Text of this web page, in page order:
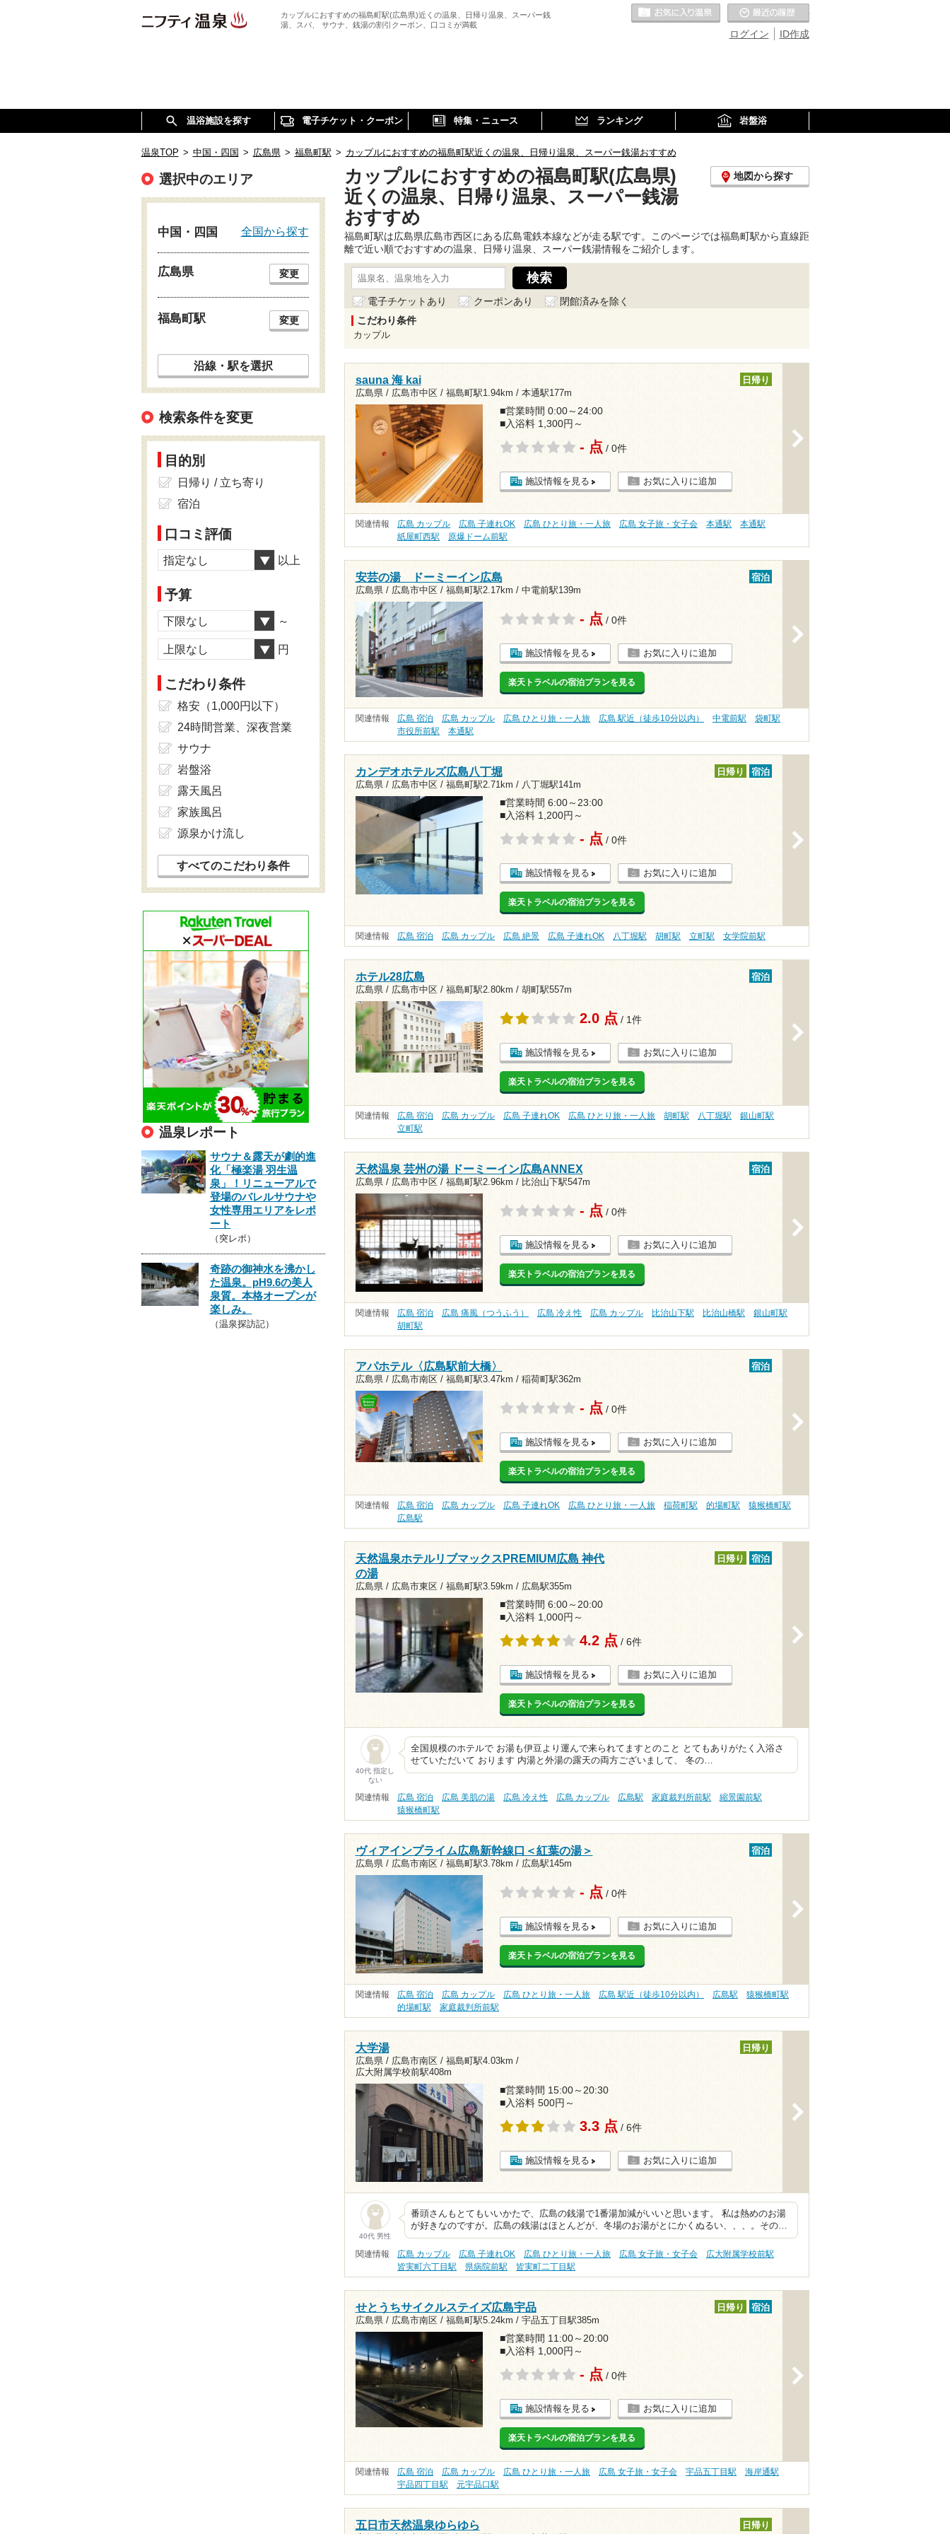
カップルにおすすめの福島町駅(広島県)近くの温泉、日帰り温泉、スーパー銭
湯、スパ、 サウナ、銭湯の割引クーポン、口コミが満載
ID作成
ログイン
お気に入りの温泉
温浴施設を探す 電子チケット・クーポン 特集・ニュース ランキング 岩盤浴
温泉TOP > 中国・四国 > 広島県 > 福島町駅 > カップルにおすすめの福島町駅近くの温泉、日帰り温泉、スーパー銭湯おすすめ
カップルにおすすめの福島町駅(広島県)
近くの温泉、日帰り温泉、スーパー銭湯
おすすめ
地図から探す
福島町駅は広島県広島市西区にある広島電鉄本線などが走る駅です。このページでは福島町駅から直線距
離で近い順でおすすめの温泉、日帰り温泉、スーパー銭湯情報をご紹介します。
電子チケットあり クーポンあり
閉館済みを除く
こだわり条件
カップル
sauna 海 kai
広島県 / 広島市中区 / 福島町駅1.94km / 本通駅177m
日帰り
■営業時間 0:00～24:00
■入浴料 1,300円～
- 点 / 0件
施設情報を見る お気に入りに追加
関連情報 広島 カップル 広島 子連れOK 広島 ひとり旅・一人旅 広島 女子旅・女子会 本通駅
本通駅
紙屋町西駅
原爆ドーム前駅
安芸の湯 ドーミーイン広島
広島県 / 広島市中区 / 福島町駅2.17km / 中電前駅139m
宿泊
- 点 / 0件
施設情報を見る お気に入りに追加
楽天トラベルの宿泊プランを見る
関連情報 広島 宿泊 広島 カップル 広島 ひとり旅・一人旅 広島 駅近（徒歩10分以内） 中電前駅
袋町駅
市役所前駅
本通駅
カンデオホテルズ広島八丁堀
広島県 / 広島市中区 / 福島町駅2.71km / 八丁堀駅141m
日帰り 宿泊
■営業時間 6:00～23:00
■入浴料 1,200円～
- 点 / 0件
施設情報を見る お気に入りに追加
楽天トラベルの宿泊プランを見る
関連情報 広島 宿泊 広島 カップル 広島 絶景 広島 子連れOK 八丁堀駅 胡町駅 立町駅 女学院前駅
ホテル28広島
広島県 / 広島市中区 / 福島町駅2.80km / 胡町駅557m
宿泊
2.0 点 / 1件
施設情報を見る お気に入りに追加
楽天トラベルの宿泊プランを見る
関連情報 広島 宿泊 広島 カップル 広島 子連れOK 広島 ひとり旅・一人旅 胡町駅 八丁堀駅
銀山町駅
立町駅
天然温泉 芸州の湯 ドーミーイン広島ANNEX
広島県 / 広島市中区 / 福島町駅2.96km / 比治山下駅547m
宿泊
- 点 / 0件
施設情報を見る お気に入りに追加
楽天トラベルの宿泊プランを見る
関連情報 広島 宿泊 広島 痛風（つうふう） 広島 冷え性 広島 カップル 比治山下駅 比治山橋駅
銀山町駅
胡町駅
アパホテル〈広島駅前大橋〉
広島県 / 広島市南区 / 福島町駅3.47km / 稲荷町駅362m
宿泊
- 点 / 0件
施設情報を見る お気に入りに追加
楽天トラベルの宿泊プランを見る
関連情報 広島 宿泊 広島 カップル 広島 子連れOK 広島 ひとり旅・一人旅 稲荷町駅 的場町駅
猿猴橋町駅
広島駅
天然温泉ホテルリブマックスPREMIUM広島 神代
の湯
広島県 / 広島市東区 / 福島町駅3.59km / 広島駅355m
日帰り 宿泊
■営業時間 6:00～20:00
■入浴料 1,000円～
4.2 点 / 6件
施設情報を見る お気に入りに追加
楽天トラベルの宿泊プランを見る
40代 指定し
ない
全国規模のホテルで お湯も伊豆より運んで来られてますとのこと とてもありがたく入浴さ
せていただいて おります 内湯と外湯の露天の両方ございまして、 冬の…
関連情報 広島 宿泊 広島 美肌の湯 広島 冷え性 広島 カップル 広島駅 家庭裁判所前駅
縮景園前駅
猿猴橋町駅
ヴィアインプライム広島新幹線口＜紅葉の湯＞
広島県 / 広島市南区 / 福島町駅3.78km / 広島駅145m
宿泊
- 点 / 0件
施設情報を見る お気に入りに追加
楽天トラベルの宿泊プランを見る
関連情報 広島 宿泊 広島 カップル 広島 ひとり旅・一人旅 広島 駅近（徒歩10分以内） 広島駅
猿猴橋町駅
的場町駅
家庭裁判所前駅
大学湯
広島県 / 広島市南区 / 福島町駅4.03km /
広大附属学校前駅408m
日帰り
■営業時間 15:00～20:30
■入浴料 500円～
3.3 点 / 6件
施設情報を見る お気に入りに追加
40代 男性
番頭さんもとてもいいかたで、広島の銭湯で1番湯加減がいいと思います。 私は熱めのお湯
が好きなのですが。広島の銭湯はほとんどが、冬場のお湯がとにかくぬるい、、、。その…
関連情報 広島 カップル 広島 子連れOK 広島 ひとり旅・一人旅 広島 女子旅・女子会
広大附属学校前駅
皆実町六丁目駅
県病院前駅 皆実町二丁目駅
せとうちサイクルステイズ広島宇品
広島県 / 広島市南区 / 福島町駅5.24km / 宇品五丁目駅385m
日帰り 宿泊
■営業時間 11:00～20:00
■入浴料 1,000円～
- 点 / 0件
施設情報を見る お気に入りに追加
楽天トラベルの宿泊プランを見る
関連情報 広島 宿泊 広島 カップル 広島 ひとり旅・一人旅 広島 女子旅・女子会 宇品五丁目駅
海岸通駅
宇品四丁目駅
元宇品口駅
五日市天然温泉ゆらゆら 日帰り
選択中のエリア
中国・四国 全国から探す
広島県 変更
福島町駅 変更
沿線・駅を選択
検索条件を変更
目的別
日帰り / 立ち寄り
宿泊
口コミ評価
指定なし 以上
予算
下限なし ～
上限なし 円
こだわり条件
格安（1,000円以下）
24時間営業、深夜営業
サウナ
岩盤浴
露天風呂
家族風呂
源泉かけ流し
すべてのこだわり条件
温泉レポート
サウナ＆露天が劇的進
化「極楽湯 羽生温
泉」！リニューアルで
登場のバレルサウナや
女性専用エリアをレポ
ート
（突レポ）
奇跡の御神水を沸かし
た温泉。pH9.6の美人
泉質。本格オープンが
楽しみ。
（温泉探訪記）